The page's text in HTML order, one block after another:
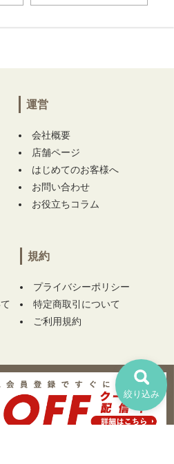
絞り込み
運営
会社概要
店舗ページ
はじめてのお客様へ
お問い合わせ
お役立ちコラム
規約
プライバシーポリシー
特定商取引について
ご利用規約